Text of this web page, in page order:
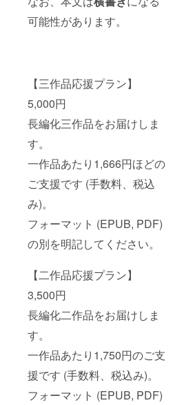
可能性があります。
【三作品応援プラン】
5,000円
長編化三作品をお届けしま
す。
一作品あたり1,666円ほどの
ご支援です (手数料、税込
み)。
フォーマット (EPUB, PDF)
の別を明記してください。
【二作品応援プラン】
3,500円
長編化二作品をお届けしま
す。
一作品あたり1,750円のご支
援です (手数料、税込み)。
フォーマット (EPUB, PDF)